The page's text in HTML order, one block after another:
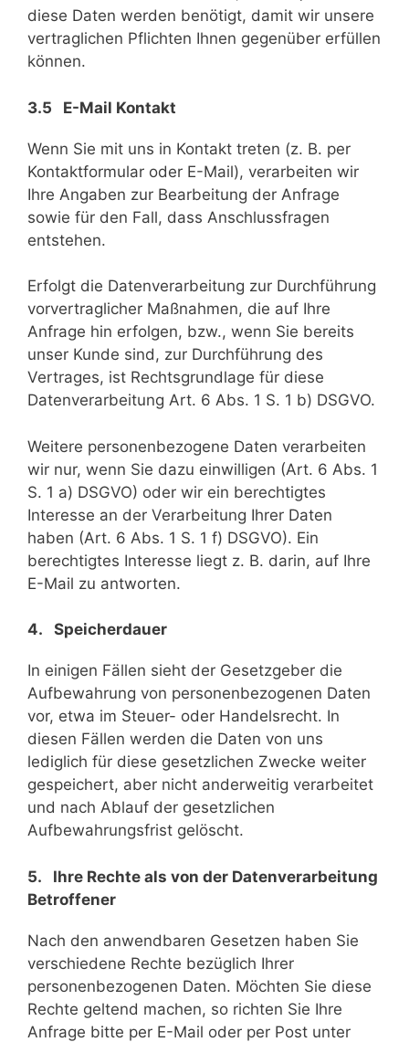
diese Daten werden benötigt, damit wir unsere
vertraglichen Pflichten Ihnen gegenüber erfüllen
können.
3.5 E-Mail Kontakt
Wenn Sie mit uns in Kontakt treten (z. B. per
Kontaktformular oder E-Mail), verarbeiten wir
Ihre Angaben zur Bearbeitung der Anfrage
sowie für den Fall, dass Anschlussfragen
entstehen.
Erfolgt die Datenverarbeitung zur Durchführung
vorvertraglicher Maßnahmen, die auf Ihre
Anfrage hin erfolgen, bzw., wenn Sie bereits
unser Kunde sind, zur Durchführung des
Vertrages, ist Rechtsgrundlage für diese
Datenverarbeitung Art. 6 Abs. 1 S. 1 b) DSGVO.
Weitere personenbezogene Daten verarbeiten
wir nur, wenn Sie dazu einwilligen (Art. 6 Abs. 1
S. 1 a) DSGVO) oder wir ein berechtigtes
Interesse an der Verarbeitung Ihrer Daten
haben (Art. 6 Abs. 1 S. 1 f) DSGVO). Ein
berechtigtes Interesse liegt z. B. darin, auf Ihre
E-Mail zu antworten.
4. Speicherdauer
In einigen Fällen sieht der Gesetzgeber die
Aufbewahrung von personenbezogenen Daten
vor, etwa im Steuer- oder Handelsrecht. In
diesen Fällen werden die Daten von uns
lediglich für diese gesetzlichen Zwecke weiter
gespeichert, aber nicht anderweitig verarbeitet
und nach Ablauf der gesetzlichen
Aufbewahrungsfrist gelöscht.
5. Ihre Rechte als von der Datenverarbeitung
Betroffener
Nach den anwendbaren Gesetzen haben Sie
verschiedene Rechte bezüglich Ihrer
personenbezogenen Daten. Möchten Sie diese
Rechte geltend machen, so richten Sie Ihre
Anfrage bitte per E-Mail oder per Post unter